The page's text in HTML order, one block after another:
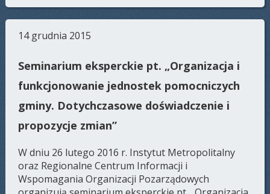
14 grudnia 2015
Seminarium eksperckie pt. „Organizacja i
funkcjonowanie jednostek pomocniczych
gminy. Dotychczasowe doświadczenie i
propozycje zmian”
W dniu 26 lutego 2016 r. Instytut Metropolitalny
oraz Regionalne Centrum Informacji i
Wspomagania Organizacji Pozarządowych